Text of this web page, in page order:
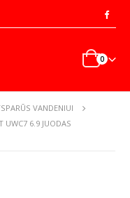
0
VANDENIUI
UWC7 6.9 JUODAS